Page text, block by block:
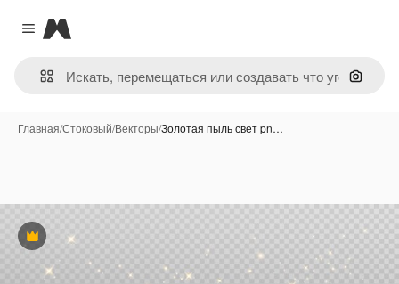
Close menu
Magnific
Поиск
Главная/Стоковый/Векторы/Золотая пыль свет pn…
Премиум